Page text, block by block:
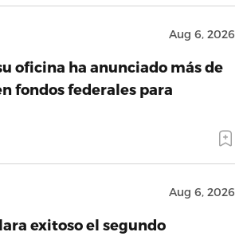
Aug 6, 2026
oficina ha anunciado más de
fondos federales para
Aug 6, 2026
exitoso el segundo